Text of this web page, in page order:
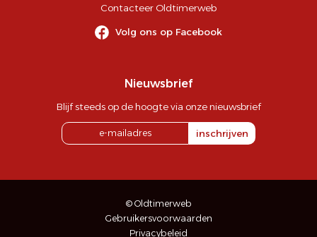
Contacteer Oldtimerweb
Volg ons op Facebook
Nieuwsbrief
Blijf steeds op de hoogte via onze nieuwsbrief
inschrijven
© Oldtimerweb
Gebruikersvoorwaarden
Privacybeleid